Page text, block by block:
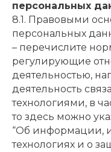
персональных
8.1. Правовыми
персональных
– перечислите
регулирующие
деятельностью,
деятельность
технологиями, в
то здесь можно
“Об информации,
технологиях и о